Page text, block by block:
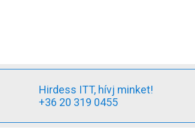
Hirdess ITT, hívj minket!
+36 20 319 0455